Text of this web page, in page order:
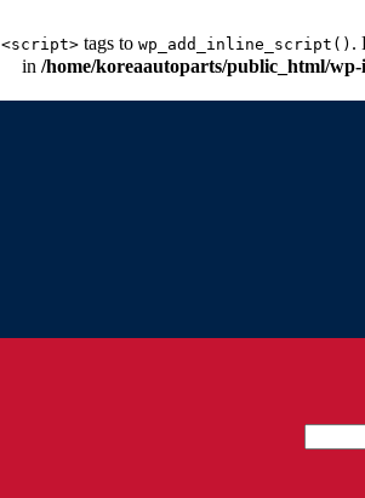
<script> tags to wp_add_inline_script() .
/home/koreaautoparts/public_html/